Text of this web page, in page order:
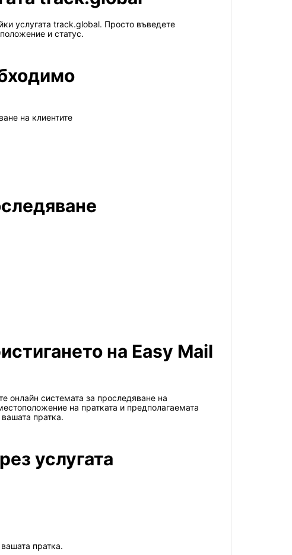
услугата track.global. Просто въведете
и статус.
на клиентите
на Easy Mail
онлайн системата за проследяване на
на пратката и предполагаемата
пратка.
услугата
пратка.